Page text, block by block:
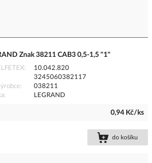
Znak 38211 CAB3 0,5-1,5 "1"
10.042.820
3245060382117
038211
LEGRAND
0,94 Kč/ks
do košíku